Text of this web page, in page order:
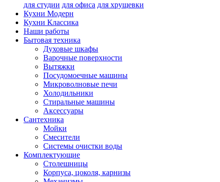
для студии для офиса для хрущевки
Кухни Модерн
Кухни Классика
Наши работы
Бытовая техника
Духовые шкафы
Варочные поверхности
Вытяжки
Посудомоечные машины
Микроволновые печи
Холодильники
Стиральные машины
Аксессуары
Сантехника
Мойки
Смесители
Системы очистки воды
Комплектующие
Столешницы
Корпуса, цоколя, карнизы